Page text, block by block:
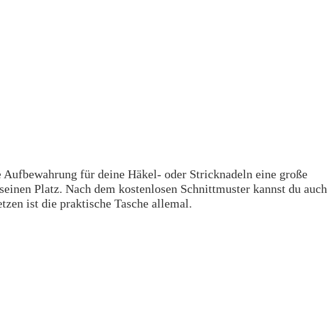
für deine Häkel- oder Stricknadeln eine große
Platz. Nach dem kostenlosen Schnittmuster kannst du auch
ist die praktische Tasche allemal.